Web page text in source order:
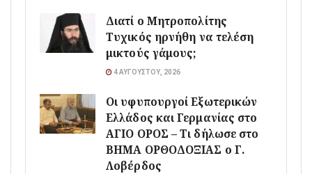
Διατί ο Μητροπολίτης
Τυχικός ηρνήθη να τελέση
μικτούς γάμους;
4 ΑΥΓΟΎΣΤΟΥ, 2026
Οι υφυπουργοί Εξωτερικών
Ελλάδος και Γερμανίας στο
ΑΓΙΟ ΟΡΟΣ – Τι δήλωσε στο
ΒΗΜΑ ΟΡΘΟΔΟΞΙΑΣ ο Γ.
Λοβέρδος